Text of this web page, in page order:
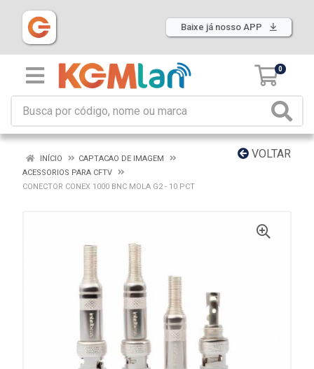
Baixe já nosso APP
0
VOLTAR
INÍCIO
CAPTACAO DE IMAGEM
ACESSORIOS PARA CFTV
CONECTOR CONEX 1000 BNC MOLA G2 - 10 PCT